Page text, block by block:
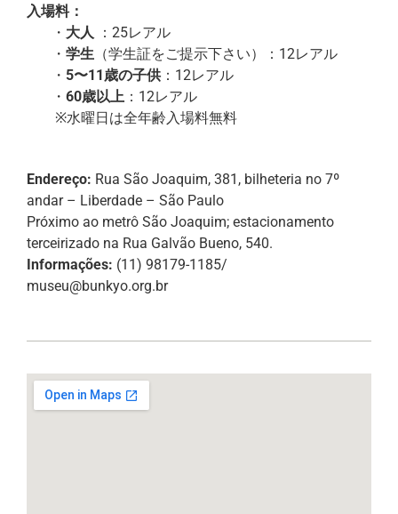
入場料：
・ 大人 ：25レアル
・ 学生 （学生証をご提示下さい）：12レアル
・ 5〜11歳の子供 ：12レアル
・ 60歳以上 ：12レアル
※水曜日は全年齢入場料無料
Endereço: Rua São Joaquim, 381, bilheteria no 7º
andar – Liberdade – São Paulo
Próximo ao metrô São Joaquim; estacionamento
terceirizado na Rua Galvão Bueno, 540.
Informações: (11) 98179-1185/
museu@bunkyo.org.br